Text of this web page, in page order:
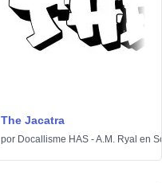
The Jacatra
por Docallisme HAS - A.M. Ryal en